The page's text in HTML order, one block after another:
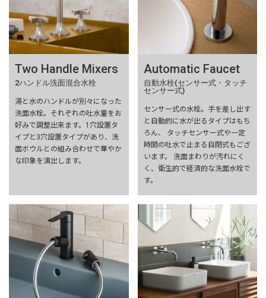
Two Handle Mixers
2ハンドル洗面混合水栓
湯と水のハンドルが別々になった
洗面水栓。それぞれの吐水量をお
好みで調整出来ます。1穴設置タ
イプと3穴設置タイプがあり、洗
面ボウルとの組み合わせで華やか
な印象を演出します。
Automatic Faucet
自動水栓(センサー式・タッチ
センサー式)
センサー式の水栓。手を差し出す
と自動的に水が出るタイプはもち
ろん、 タッチセンサー式や一定
時間の吐水で止まる自閉式もござ
います。 洗面まわりが汚れにく
く、衛生的で経済的な洗面水栓で
す。